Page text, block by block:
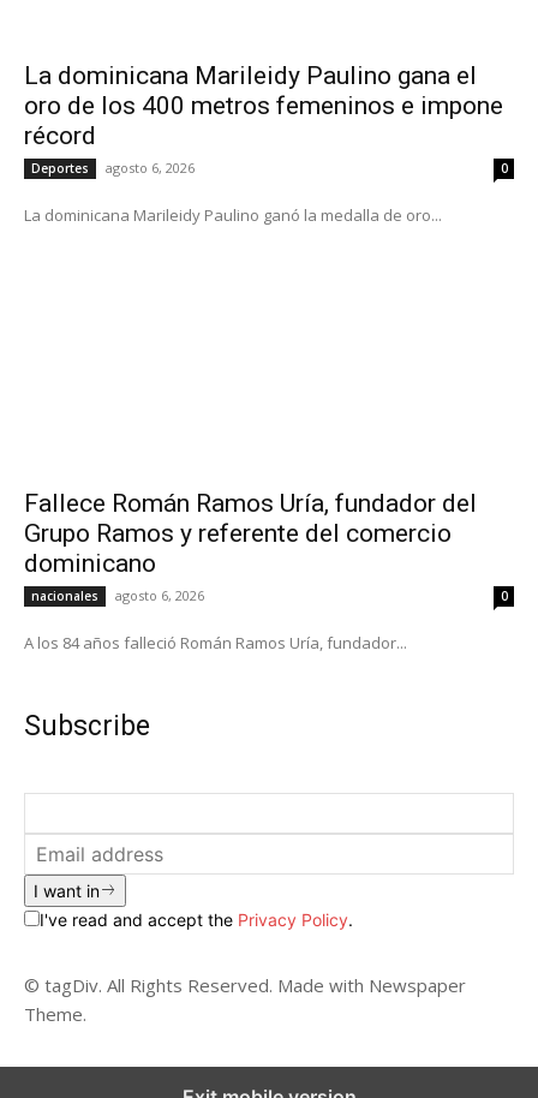
La dominicana Marileidy Paulino gana el
oro de los 400 metros femeninos e impone
récord
Deportes agosto 6, 2026 0
La dominicana Marileidy Paulino ganó la medalla de oro...
Fallece Román Ramos Uría, fundador del
Grupo Ramos y referente del comercio
dominicano
nacionales agosto 6, 2026 0
A los 84 años falleció Román Ramos Uría, fundador...
Subscribe
I want in
I've read and accept the Privacy Policy.
© tagDiv. All Rights Reserved. Made with Newspaper
Theme.